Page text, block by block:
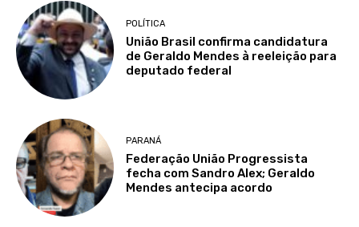
POLÍTICA
União Brasil confirma candidatura
de Geraldo Mendes à reeleição para
deputado federal
PARANÁ
Federação União Progressista
fecha com Sandro Alex; Geraldo
Mendes antecipa acordo